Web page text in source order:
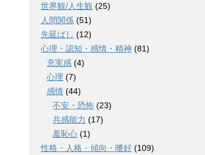
世界観/人生観 (25)
人間関係 (51)
先延ばし (12)
心理・認知・感情・精神 (81)
充実感 (4)
心理 (7)
感情 (44)
不安・恐怖 (23)
共感能力 (17)
羞恥心 (1)
性格・人格・傾向・嗜好 (109)